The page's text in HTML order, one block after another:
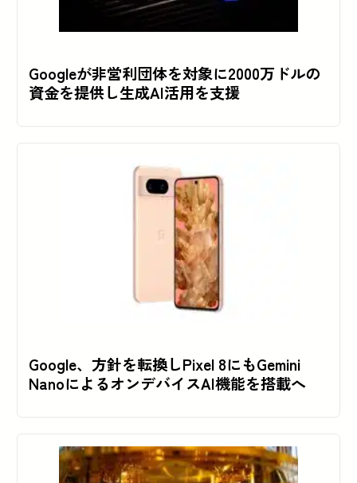
Googleが非営利団体を対象に2000万ドルの
資金を提供し生成AI活用を支援
Google、方針を転換しPixel 8にもGemini
NanoによるオンデバイスAI機能を搭載へ